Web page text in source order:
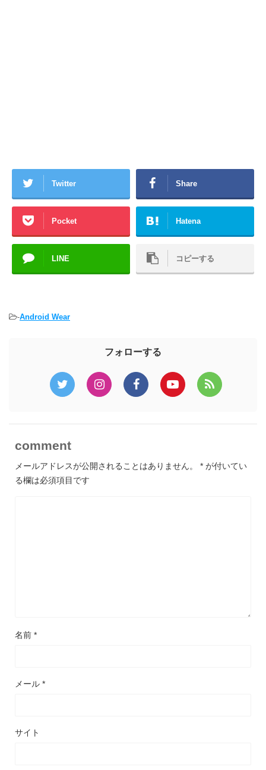
Twitter Share
Pocket Hatena
LINE コピーする
-Android Wear
フォローする
comment
メールアドレスが公開されることはありません。 * が付いてい
る欄は必須項目です
名前 *
メール *
サイト